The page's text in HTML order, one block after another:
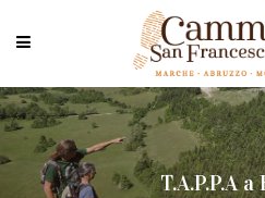
T.A.P.P.A